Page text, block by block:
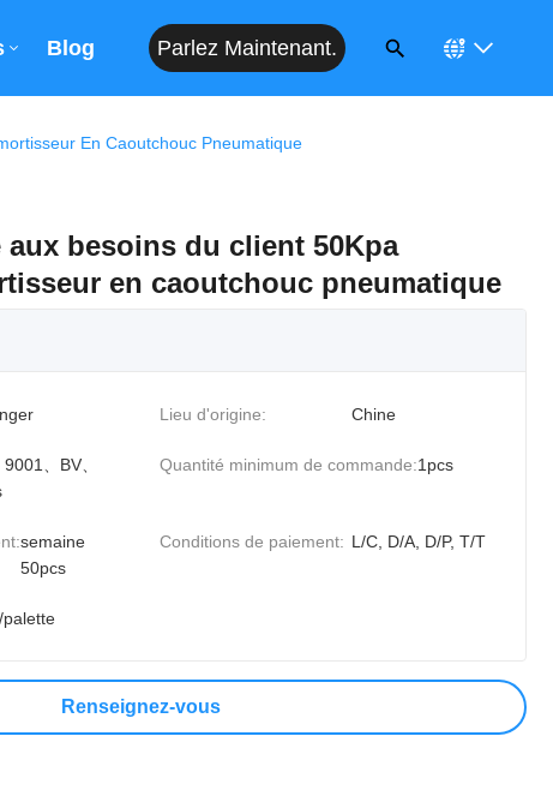
Blog Parlez Maintenant.
En Caoutchouc Pneumatique
aux besoins du client 50Kpa
en caoutchouc pneumatique
Lieu d'origine: Chine
、BV、
Quantité minimum de commande:1pcs
semaine
50pcs
Conditions de paiement: L/C, D/A, D/P, T/T
palette
Renseignez-vous